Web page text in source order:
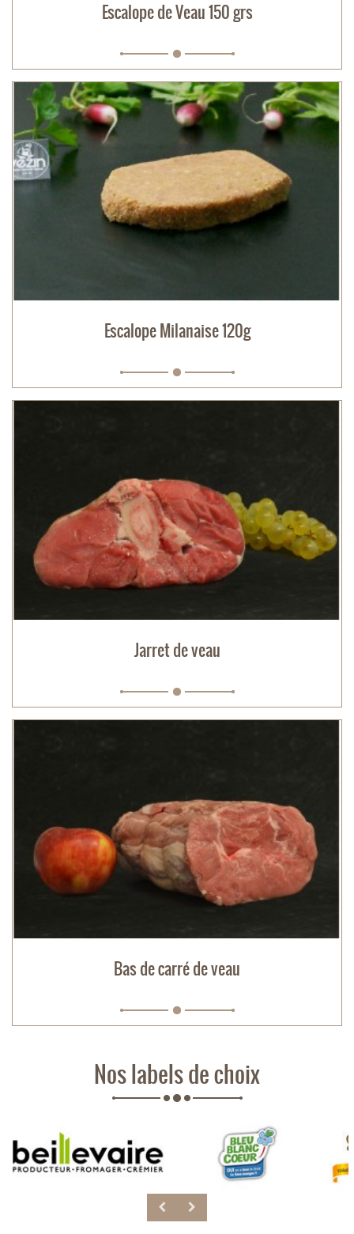
Escalope de Veau 150 grs
Escalope Milanaise 120g
Jarret de veau
Bas de carré de veau
Nos labels de choix